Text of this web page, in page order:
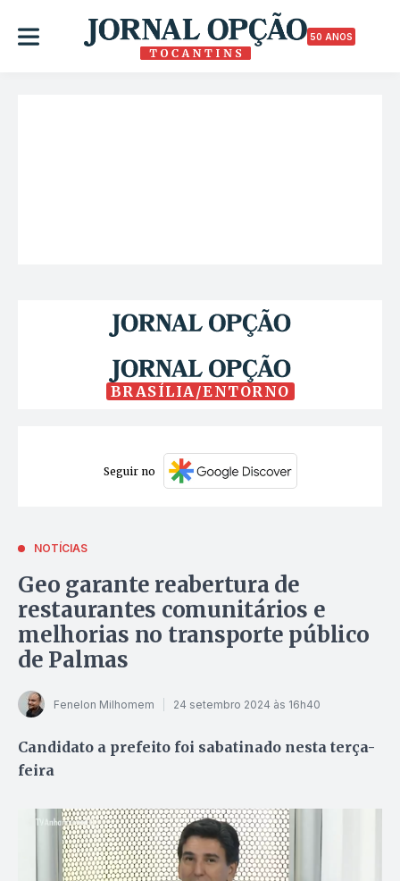
50 ANOS
BRASÍLIA/ENTORNO
Seguir no
NOTÍCIAS
Geo garante reabertura de
restaurantes comunitários e
melhorias no transporte público
de Palmas
Fenelon Milhomem 24 setembro 2024 às 16h40
Candidato a prefeito foi sabatinado nesta terça-
feira